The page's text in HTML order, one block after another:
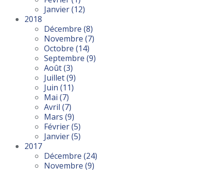
Janvier(12)
2018
Décembre (8)
Novembre (7)
Octobre (14)
Septembre (9)
Août(3)
Juillet(9)
Juin (11)
Mai (7)
Avril (7)
Mars (9)
Février(5)
Janvier(5)
2017
Décembre (24)
Novembre (9)